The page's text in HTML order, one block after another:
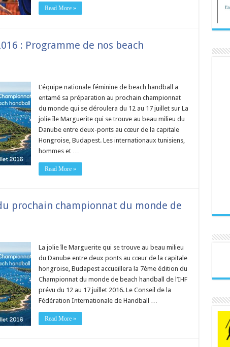
Read More »
: Programme de nos beach
L’équipe nationale féminine de beach handball a
entamé sa préparation au prochain championnat
du monde qui se déroulera du 12 au 17 juillet sur La
jolie île Marguerite qui se trouve au beau milieu du
Danube entre deux-ponts au cœur de la capitale
Hongroise, Budapest. Les internationaux tunisiens,
hommes et …
Read More »
prochain championnat du monde de
La jolie île Marguerite qui se trouve au beau milieu
du Danube entre deux ponts au cœur de la capitale
hongroise, Budapest accueillera la 7ème édition du
Championnat du monde de beach handball de l’IHF
prévu du 12 au 17 juillet 2016. Le Conseil de la
Fédération Internationale de Handball …
Read More »